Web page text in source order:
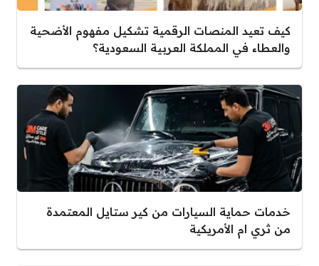
كيف تعيد المنصات الرقمية تشكيل مفهوم الأضحية
والعطاء في المملكة العربية السعودية؟
خدمات حماية السيارات من كير ستايل المعتمدة
من ثري ام الأمريكية